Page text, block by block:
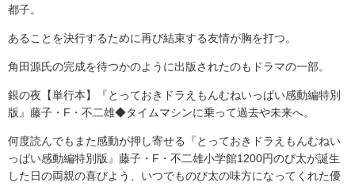
都子。
あることを決行するために再び結束する友情が胸を打つ。
角田源氏の完成を待つかのように出版されたのもドラマの一部。
銀の夜【単行本】『とっておきドラえもんむねいっぱい感動編特別
版』藤子・F・不二雄◆タイムマシンに乗って過去や未来へ。
何度読んでもまた感動が押し寄せる『とっておきドラえもんむねい
っぱい感動編特別版』藤子・F・不二雄小学館1200円のび太が誕生
した日の両親の喜びよう、いつでものび太の味方になってくれた優